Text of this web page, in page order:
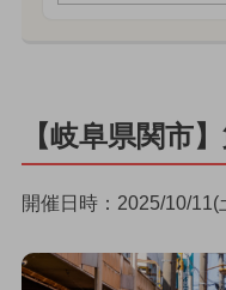
【岐阜県関市
開催日時：2025/10/